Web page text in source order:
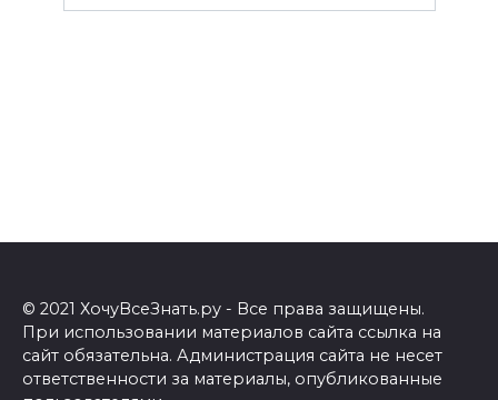
© 2021 ХочуВсеЗнать.ру - Все права защищены.
При использовании материалов сайта ссылка на
сайт обязательна. Администрация сайта не несет
ответственности за материалы, опубликованные